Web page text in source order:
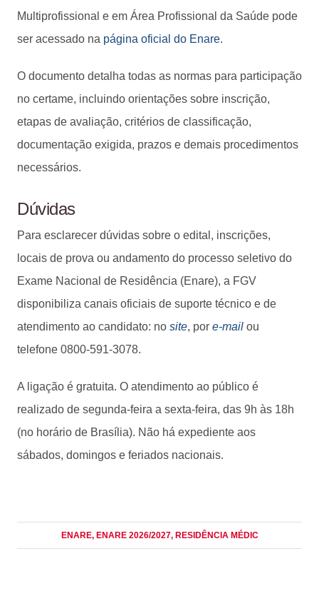
Multiprofissional e em Área Profissional da Saúde pode
ser acessado na página oficial do Enare.
O documento detalha todas as normas para participação
no certame, incluindo orientações sobre inscrição,
etapas de avaliação, critérios de classificação,
documentação exigida, prazos e demais procedimentos
necessários.
Dúvidas
Para esclarecer dúvidas sobre o edital, inscrições,
locais de prova ou andamento do processo seletivo do
Exame Nacional de Residência (Enare), a FGV
disponibiliza canais oficiais de suporte técnico e de
atendimento ao candidato: no site, por e-mail ou
telefone 0800-591-3078.
A ligação é gratuita. O atendimento ao público é
realizado de segunda-feira a sexta-feira, das 9h às 18h
(no horário de Brasília). Não há expediente aos
sábados, domingos e feriados nacionais.
ENARE, ENARE 2026/2027, RESIDÊNCIA MÉDIC